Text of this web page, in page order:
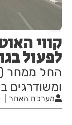
קווי
לפעול
החל ממחר
ומשודרגים
מערכת האתר